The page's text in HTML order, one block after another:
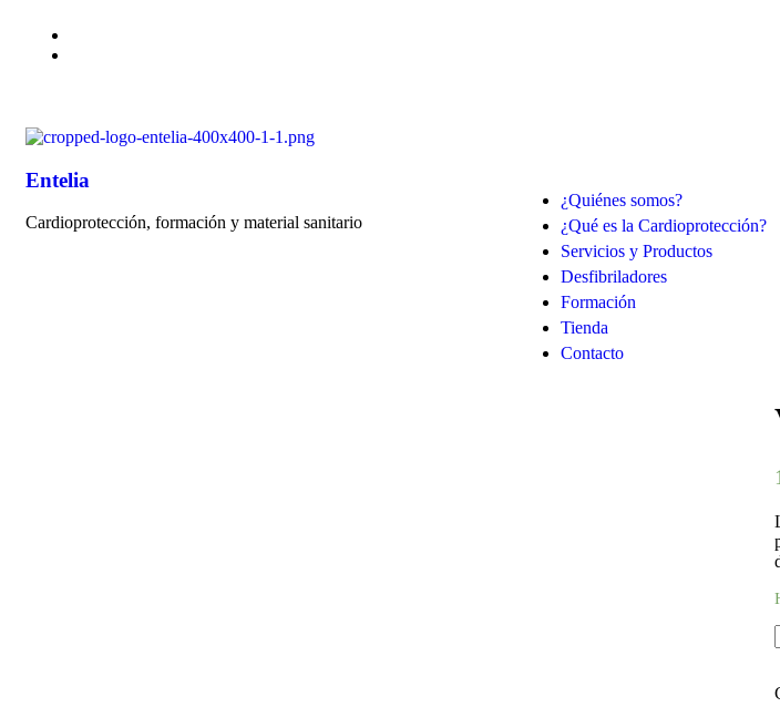
Entelia
Cardioprotección, formación y material sanitario
¿Quiénes somos?
¿Qué es la Cardioprotección?
Servicios y Productos
Desfibriladores
Formación
Tienda
Contacto